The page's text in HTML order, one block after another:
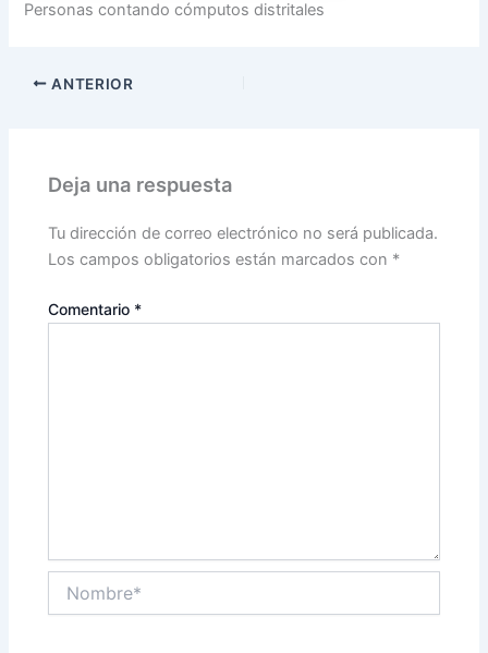
Personas contando cómputos distritales
ANTERIOR
Deja una respuesta
Tu dirección de correo electrónico no será publicada.
Los campos obligatorios están marcados con *
Comentario *